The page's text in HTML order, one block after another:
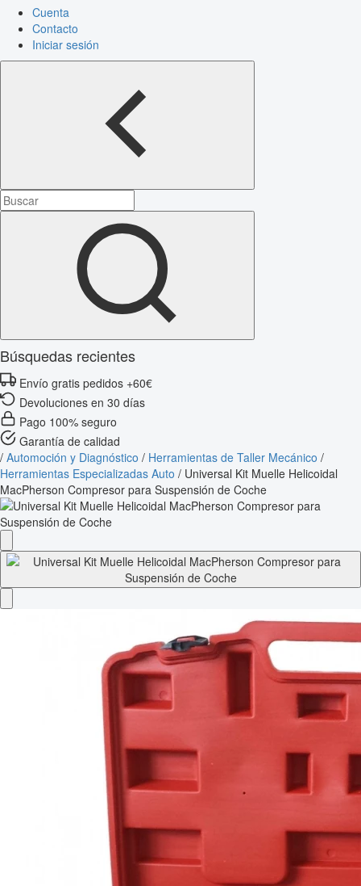
Cuenta
Contacto
Iniciar sesión
Búsquedas recientes
Envío gratis pedidos +60€
Devoluciones en 30 días
Pago 100% seguro
Garantía de calidad
/ Automoción y Diagnóstico / Herramientas de Taller Mecánico /
Herramientas Especializadas Auto / Universal Kit Muelle Helicoidal
MacPherson Compresor para Suspensión de Coche